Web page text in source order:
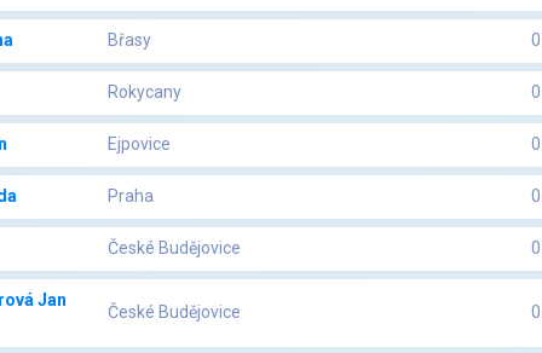
Břasy 0
Rokycany 0
Ejpovice 0
Praha 0
České Budějovice 0
Jan
České Budějovice 0